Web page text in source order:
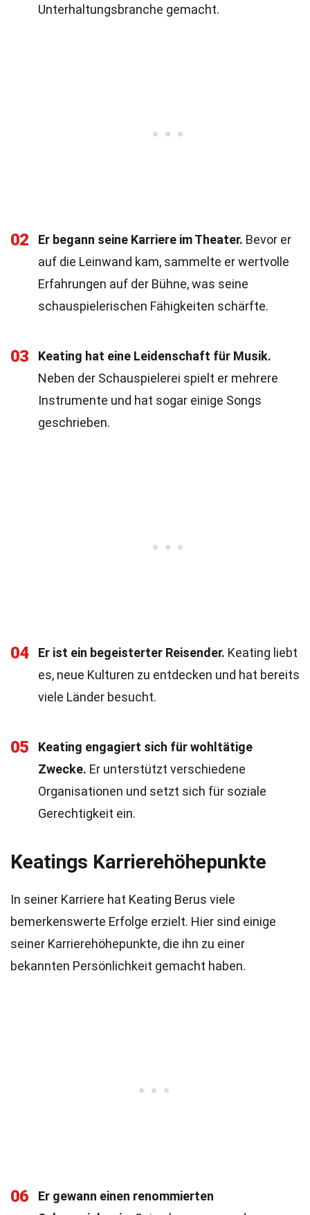
Unterhaltungsbranche gemacht.
02 Er begann seine Karriere im Theater. Bevor er
auf die Leinwand kam, sammelte er wertvolle
Erfahrungen auf der Bühne, was seine
schauspielerischen Fähigkeiten schärfte.
03
Keating hat eine Leidenschaft für Musik.
Neben der Schauspielerei spielt er mehrere
Instrumente und hat sogar einige Songs
geschrieben.
04 Er ist ein begeisterter Reisender. Keating liebt
es, neue Kulturen zu entdecken und hat bereits
viele Länder besucht.
05
Keating engagiert sich für wohltätige
Zwecke. Er unterstützt verschiedene
Organisationen und setzt sich für soziale
Gerechtigkeit ein.
Keatings Karrierehöhepunkte
In seiner Karriere hat Keating Berus viele
bemerkenswerte Erfolge erzielt. Hier sind einige
seiner Karrierehöhepunkte, die ihn zu einer
bekannten Persönlichkeit gemacht haben.
06
Er gewann einen renommierten